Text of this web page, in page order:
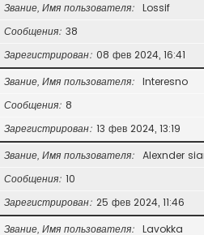
Звание, Имя пользователя
Lossif
Сообщения 38
Зарегистрирован 08 фев 2024, 16:41
Звание, Имя пользователя
Interesno
Сообщения 8
Зарегистрирован 13 фев 2024, 13:19
Звание, Имя пользователя
Alexnder
Сообщения 10
Зарегистрирован 25 фев 2024, 11:46
Звание, Имя пользователя
Lavokka